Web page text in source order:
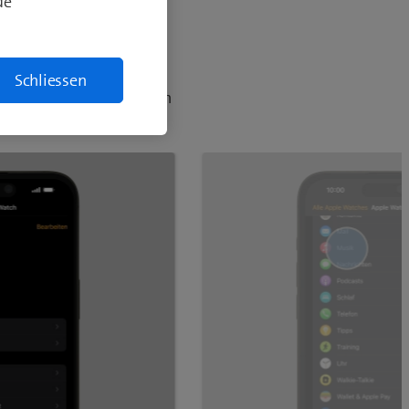
das Streaming-
Apple Music benutzen
Schliessen